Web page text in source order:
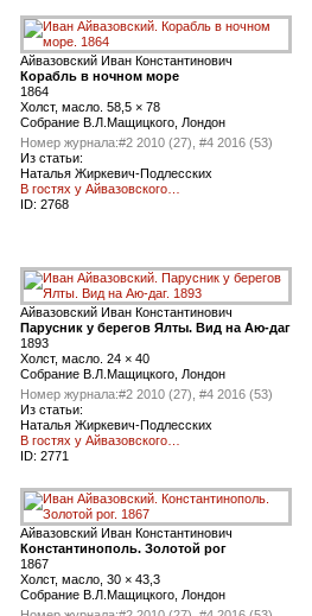
Айвазовский Иван Константинович
Корабль в ночном море
1864
Холст, масло. 58,5 × 78
Cобрание В.Л.Мащицкого, Лондон
Номер журнала:#2 2010 (27), #4 2016 (53)
Из статьи:
Наталья Жиркевич-Подлесских
В гостях у Айвазовского…
ID: 2768
Айвазовский Иван Константинович
Парусник у берегов Ялты. Вид на Аю-даг
1893
Холст, масло. 24 × 40
Cобрание В.Л.Мащицкого, Лондон
Номер журнала:#2 2010 (27), #4 2016 (53)
Из статьи:
Наталья Жиркевич-Подлесских
В гостях у Айвазовского…
ID: 2771
Айвазовский Иван Константинович
Константинополь. Золотой рог
1867
Холст, масло, 30 × 43,3
Cобрание В.Л.Мащицкого, Лондон